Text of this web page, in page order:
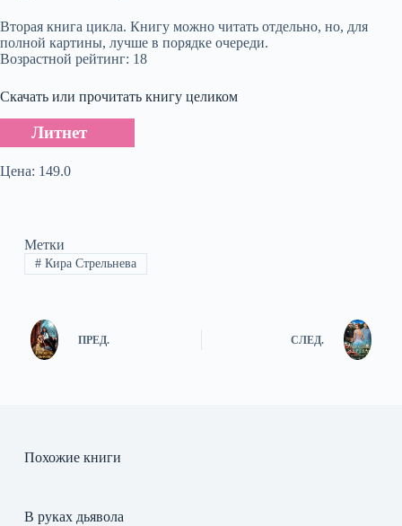
Вторая книга цикла. Книгу можно читать отдельно, но, для
полной картины, лучше в порядке очереди.
Возрастной рейтинг: 18
Скачать или прочитать книгу целиком
Литнет
Цена: 149.0
Метки
#Кира Стрельнева
ПРЕД. СЛЕД.
Похожие книги
В руках дьявола